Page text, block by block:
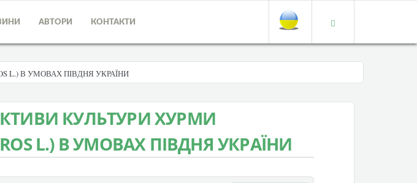
АВТОРИ КОНТАКТИ
L.) В УМОВАХ ПІВДНЯ УКРАЇНИ
КУЛЬТУРИ ХУРМИ
L.) В УМОВАХ ПІВДНЯ УКРАЇНИ